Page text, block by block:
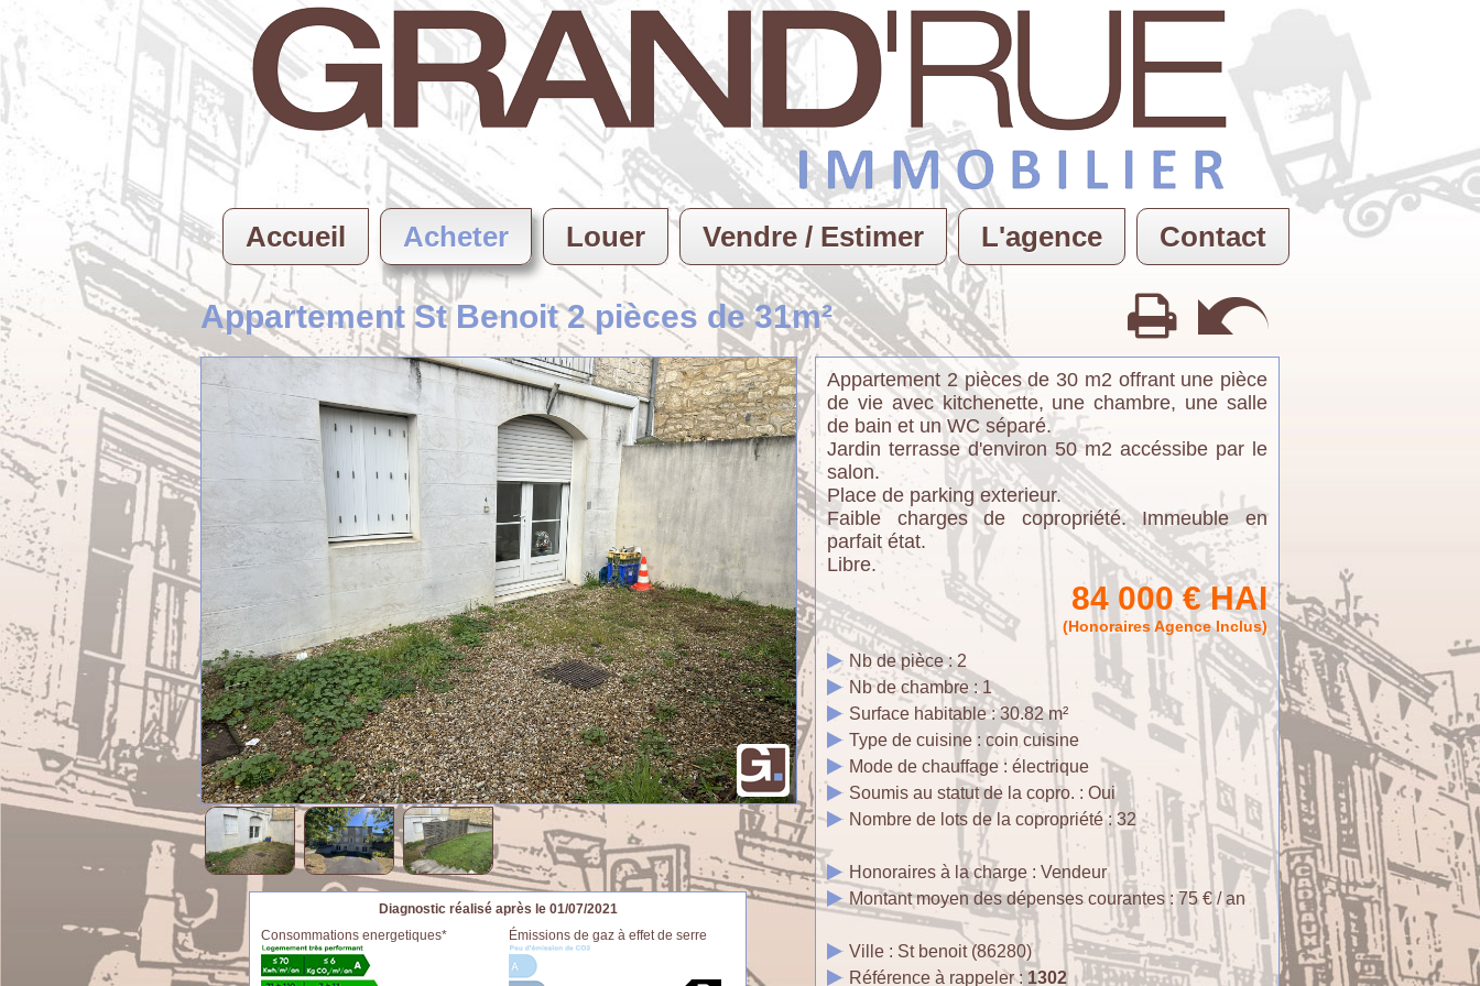
Accueil Acheter Louer Vendre / Estimer L'agence Contact
Appartement St Benoit 2 pièces de 31m²
Diagnostic réalisé après le 01/07/2021
Consommations energetiques*
Émissions de gaz à effet de serre
Appartement 2 pièces de 30 m2 offrant une pièce
de vie avec kitchenette, une chambre, une salle
de bain et un WC séparé.
Jardin terrasse d'environ 50 m2 accéssibe par le
salon.
Place de parking exterieur.
Faible charges de copropriété. Immeuble en
parfait état.
Libre.
84 000 € HAI
(Honoraires Agence Inclus)
Nb de pièce : 2
Nb de chambre : 1
Surface habitable : 30.82 m²
Type de cuisine : coin cuisine
Mode de chauffage : électrique
Soumis au statut de la copro. : Oui
Nombre de lots de la copropriété : 32
Honoraires à la charge : Vendeur
Montant moyen des dépenses courantes : 75 € / an
Ville : St benoit (86280)
Référence à rappeler : 1302